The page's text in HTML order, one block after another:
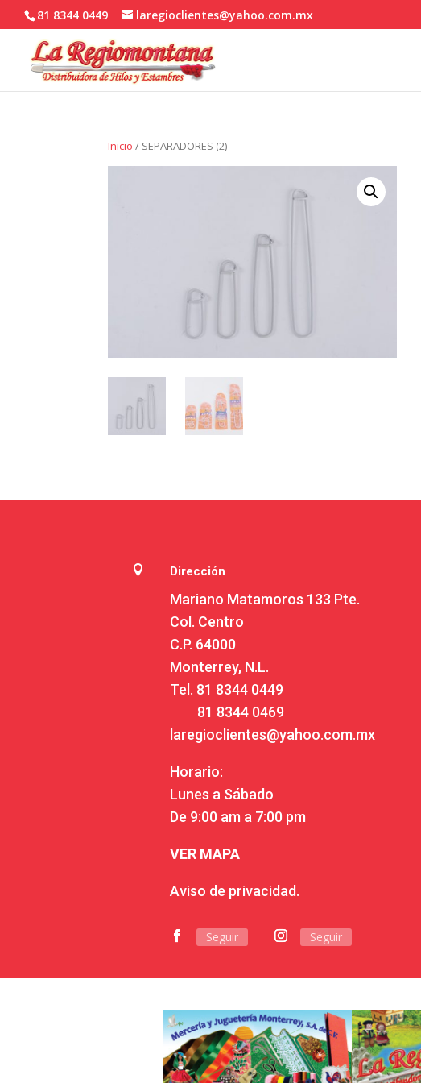
81 8344 0449 laregioclientes@yahoo.com.mx
Inicio / SEPARADORES (2)
 Dirección
Mariano Matamoros 133 Pte.
Col. Centro
C.P. 64000
Monterrey, N.L.
Tel. 81 8344 0449
81 8344 0469
laregioclientes@yahoo.com.mx
Horario:
Lunes a Sábado
De 9:00 am a 7:00 pm
VER MAPA
Aviso de privacidad.
Seguir Seguir